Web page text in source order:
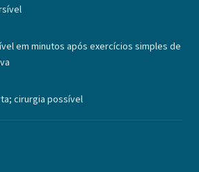
em minutos após exercícios simples de
cirurgia possível